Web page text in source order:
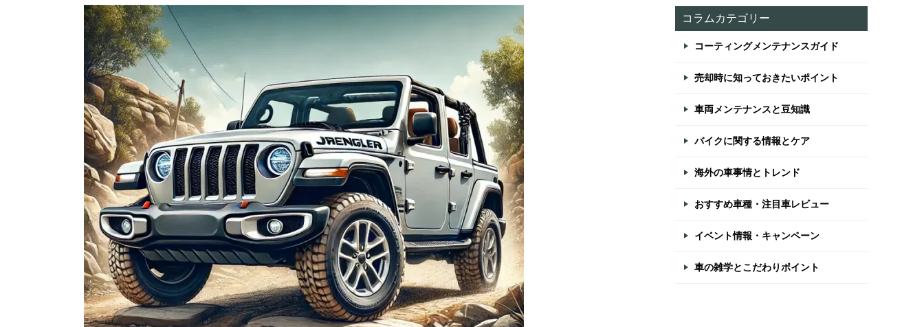
コラムカテゴリー
コーティングメンテナンスガイド
売却時に知っておきたいポイント
車両メンテナンスと豆知識
バイクに関する情報とケア
海外の車事情とトレンド
おすすめ車種・注目車レビュー
イベント情報・キャンペーン
車の雑学とこだわりポイント